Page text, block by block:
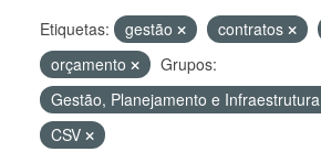
Etiquetas: gestão contratos
orçamento
Grupos:
Gestão, Planejamento e Infraestrutura
CSV